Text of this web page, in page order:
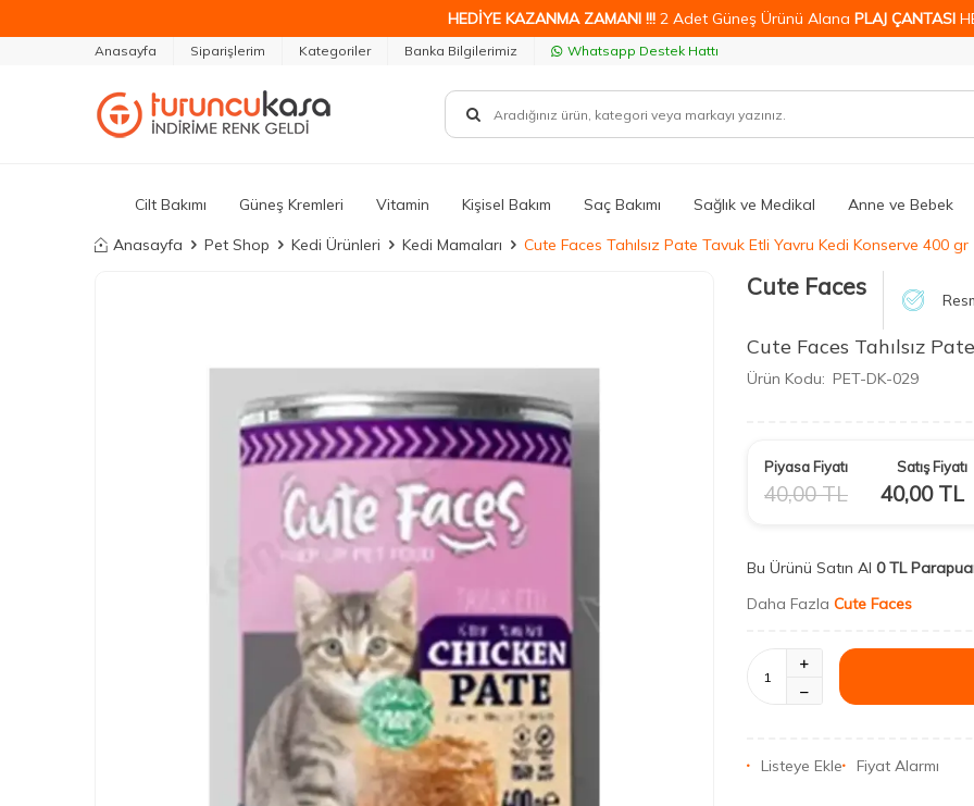
HEDİYE KAZANMA ZAMANI !!! 2 Adet Güneş Ürünü Alana PLAJ ÇANTASI
Anasayfa Siparişlerim Kategoriler Banka Bilgilerimiz Whatsapp Destek Hattı
Cilt Bakımı Güneş Kremleri Vitamin Kişisel Bakım Saç Bakımı Sağlık ve Medikal Anne ve Bebek
Anasayfa Pet Shop Kedi Ürünleri Kedi Mamaları Cute Faces Tahılsız Pate Tavuk Etli Yavru Kedi Konserve 400 gr
Cute Faces
Cute Faces Tahılsız
Ürün Kodu: PET-DK-029
Piyasa Fiyatı
40,00TL
Satış Fiyatı
40,00TL
Bu Ürünü Satın Al 0 TL
Daha Fazla Cute Faces
Listeye Ekle Fiyat Alarmı